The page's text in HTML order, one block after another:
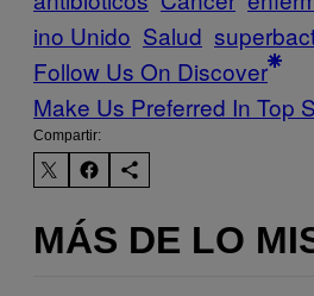
ino Unido Salud
Follow Us On Discover
Make Us Preferred In Top
Compartir:
MÁS DE LO